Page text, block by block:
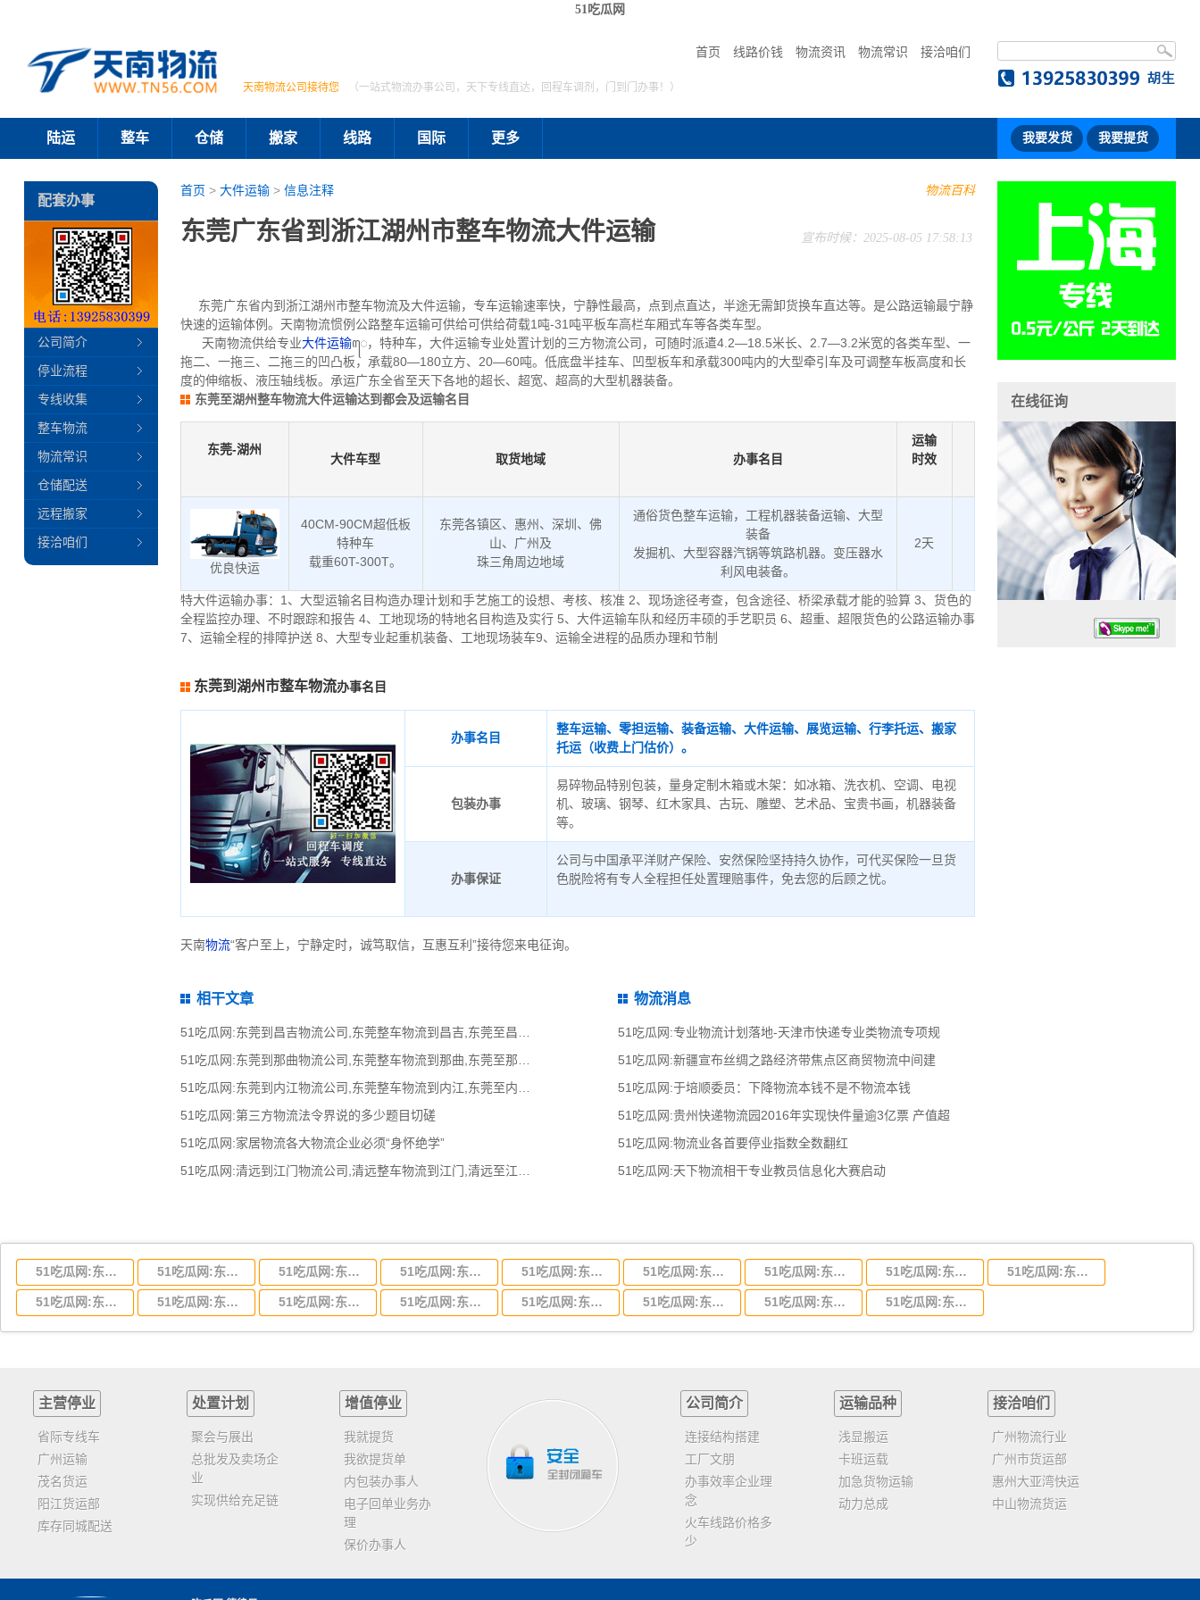
51吃瓜网
首页 线路价钱 物流资讯 物流常识 接洽咱们
天南物流公司接待您 （一站式物流办事公司，天下专线直达，回程车调剂，门到门办事！）
陆运 整车 仓储 搬家 线路 国际 更多 我要发货 我要提货
物流百科
首页 > 大件运输> 信息注释
东莞广东省到浙江湖州市整车物流大件运输 宣布时候：2025-08-05 17:58:13
东莞广东省内到浙江湖州市整车物流及大件运输，专车运输速率快，宁静性最高，点到点直达，半途无需卸货换车直达等。是公路运输最宁静
快速的运输体例。天南物流惯例公路整车运输可供给可供给荷载1吨-31吨平板车高栏车厢式车等各类车型。
天南物流供给专业大件运输ꦺ，特种车，大件运输专业处置计划的三方物流公司，可随时派遣4.2—18.5米长、2.7—3.2米宽的各类车型、一
拖二、一拖三、二拖三的凹凸板，承载80—180立方、20—60吨。低底盘半挂车、凹型板车和承载300吨内的大型牵引车及可调整车板高度和长
度的伸缩板、液压轴线板。承运广东全省至天下各地的超长、超宽、超高的大型机器装备。
东莞至湖州整车物流大件运输达到都会及运输名目
东莞-湖州
大件车型 取货地域 办事名目
运输
时效
优良快运
40CM-90CM超低板
特种车
载重60T-300T。
东莞各镇区、惠州、深圳、佛
山、广州及
珠三角周边地域
通俗货色整车运输，工程机器装备运输、大型
装备
发掘机、大型容器汽锅等筑路机器。变压器水
利风电装备。
2天
特大件运输办事：1、大型运输名目构造办理计划和手艺施工的设想、考核、核准 2、现场途径考查，包含途径、桥梁承载才能的验算 3、货色的
全程监控办理、不时跟踪和报告 4、工地现场的特地名目构造及实行 5、大件运输车队和经历丰硕的手艺职员 6、超重、超限货色的公路运输办事
7、运输全程的排障护送 8、大型专业起重机装备、工地现场装车9、运输全进程的品质办理和节制
东莞到湖州市整车物流办事名目
办事名目
整车运输、零担运输、装备运输、大件运输、展览运输、行李托运、搬家
托运（收费上门估价）。
包装办事
易碎物品特别包装，量身定制木箱或木架：如冰箱、洗衣机、空调、电视
机、玻璃、钢琴、红木家具、古玩、雕塑、艺术品、宝贵书画，机器装备
等。
办事保证
公司与中国承平洋财产保险、安然保险坚持持久协作，可代买保险一旦货
色脱险将有专人全程担任处置理赔事件，免去您的后顾之忧。
天南物流“客户至上，宁静定时，诚笃取信，互惠互利”接待您来电征询。
相干文章
51吃瓜网:第三方物流法令界说的多少题目切磋
51吃瓜网:家居物流各大物流企业必须“身怀绝学”
物流消息
51吃瓜网:专业物流计划落地-天津市快递专业类物流专项规
51吃瓜网:新疆宣布丝绸之路经济带焦点区商贸物流中间建
51吃瓜网:于培顺委员：下降物流本钱不是不物流本钱
51吃瓜网:贵州快递物流园2016年实现快件量逾3亿票 产值超
51吃瓜网:物流业各首要停业指数全数翻红
51吃瓜网:天下物流相干专业教员信息化大赛启动
配套办事
公司简介
停业流程
专线收集
整车物流
物流常识
仓储配送
远程搬家
接洽咱们
在线征询
51吃瓜网:东莞到湖北省物流专线,东莞到湖北省物流公司 51吃瓜网:东莞到河南省物流专线,东莞到河南省物流公司 51吃瓜网:东莞到湖南省物流专线,东莞到湖南省物流公司 51吃瓜网:东莞到河北省物流专线,东莞到河北省物流公司 51吃瓜网:东莞到吉林省物流运输,东莞到吉林省物流公司 51吃瓜网:东莞到甘肃省物流运输,东莞到甘肃省物流公司 51吃瓜网:东莞到陕西省物流运输,东莞到陕西省物流公司 51吃瓜网:东莞到贵州省物流运输,东莞到贵州省物流公司 51吃瓜网:东莞到四川省物流专线,东莞到四川省物流公司
51吃瓜网:东莞到云南省物流运输,东莞到云南省物流公司 51吃瓜网:东莞到江西省物流专线,东莞到江西省物流公司 51吃瓜网:东莞到安徽省物流专线,东莞到安徽省物流公司 51吃瓜网:东莞到山东省物流专线,东莞到山东省物流公司 51吃瓜网:东莞到江苏物流专线运输,东莞到江苏省物流公司 51吃瓜网:东莞到浙江省物流运输,东莞到浙江省物流公司 51吃瓜网:东莞到福建省物流运输,东莞到福建省物流公司 51吃瓜网:东莞到广西物流专线,东莞到广西物流公司
主营停业
省际专线车
广州运输
茂名货运
阳江货运部
库存同城配送
处置计划
聚会与展出
总批发及卖场企
业
实现供给充足链
增值停业
我就提货
我欲提货单
内包装办事人
电子回单业务办
理
保价办事人
公司简介
连接结构搭建
工厂文朋
办事效率企业理
念
火车线路价格多
少
运输品种
浅显搬运
卡班运载
加急货物运输
动力总成
接洽咱们
广州物流行业
广州市货运部
惠州大亚湾快运
中山物流货运